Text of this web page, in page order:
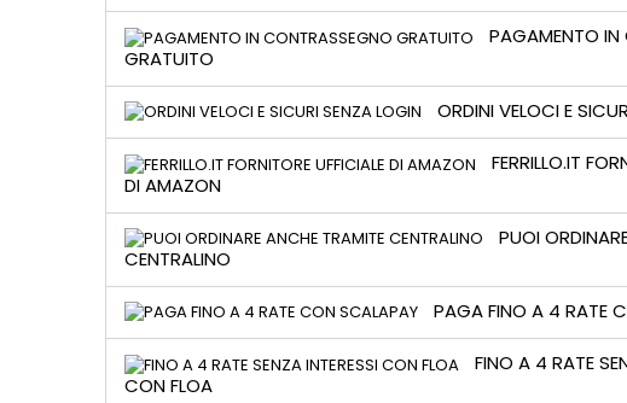
PAGAMENTO
GRATUITO
ORDINI VELOCI E
FERRILLO.IT
DI AMAZON
PUOI
CENTRALINO
PAGA FINO A 4 RATE
FINO A 4 RATE
CON FLOA